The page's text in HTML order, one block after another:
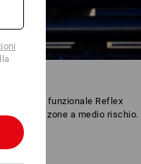
funzionale Reflex
per le zone a medio rischio.